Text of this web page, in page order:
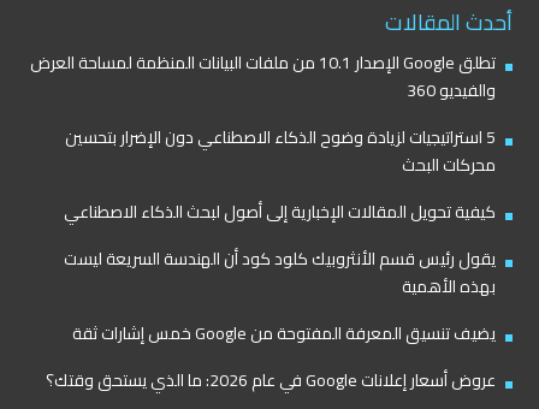
أحدث المقالات
تطلق Google الإصدار 10.1 من ملفات البيانات المنظمة لمساحة العرض
والفيديو 360
5 استراتيجيات لزيادة وضوح الذكاء الاصطناعي دون الإضرار بتحسين
محركات البحث
كيفية تحويل المقالات الإخبارية إلى أصول لبحث الذكاء الاصطناعي
يقول رئيس قسم الأنثروبيك كلود كود أن الهندسة السريعة ليست
بهذه الأهمية
يضيف تنسيق المعرفة المفتوحة من Google خمس إشارات ثقة
عروض أسعار إعلانات Google في عام 2026: ما الذي يستحق وقتك؟